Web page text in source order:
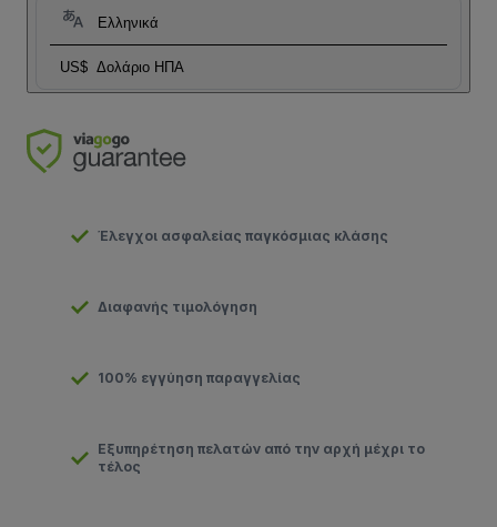
Ελληνικά
US$ Δολάριο ΗΠΑ
Έλεγχοι ασφαλείας παγκόσμιας κλάσης
Διαφανής τιμολόγηση
100% εγγύηση παραγγελίας
Εξυπηρέτηση πελατών από την αρχή μέχρι το
τέλος